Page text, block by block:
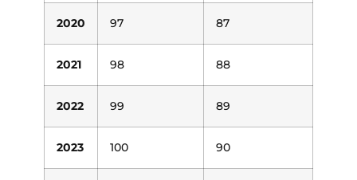
2020 97 87
2021 98 88
2022 99 89
2023 100 90